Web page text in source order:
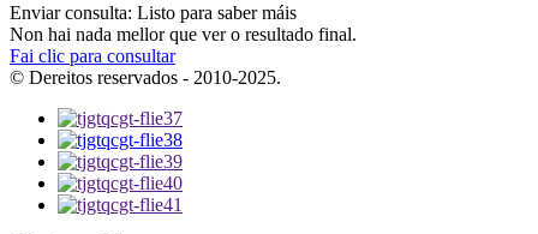
Enviar consulta: Listo para saber máis
Non hai nada mellor que ver o resultado final.
Fai clic para consultar
© Dereitos reservados - 2010-2025.